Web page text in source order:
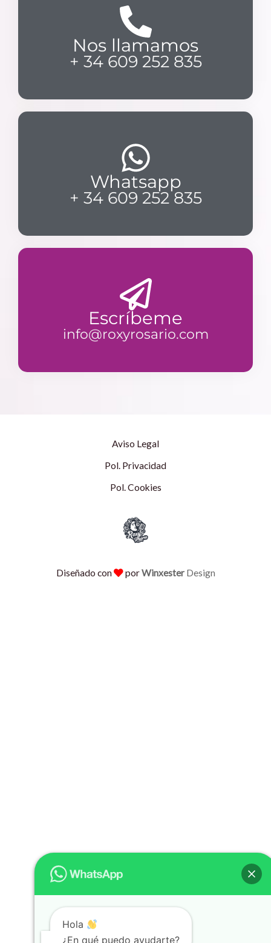
Nos llamamos
+ 34 609 252 835
Whatsapp
+ 34 609 252 835
Escríbeme
info@roxyrosario.com
Aviso Legal
Pol. Privacidad
Pol. Cookies
Diseñado con porWinxesterDesign
Hola
¿En qué puedo ayudarte?